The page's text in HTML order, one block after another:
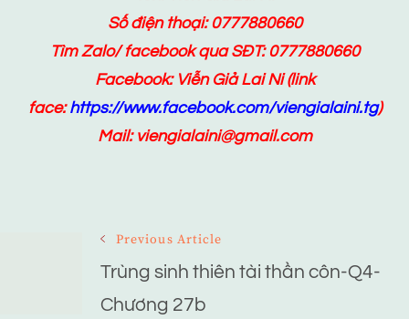
Số điện thoại: 0777880660
Tìm Zalo/ facebook qua SĐT: 0777880660
Facebook: Viễn Giả Lai Ni(link
face:https://www.facebook.com/viengialaini.tg)
Mail: viengialaini@gmail.com
Navigation
Previous Article
Trùng sinh thiên tài thần côn-Q4-
Chương 27b